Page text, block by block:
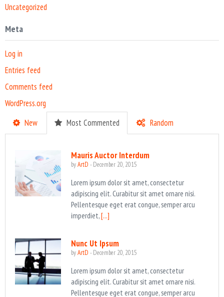
Uncategorized
Meta
Log in
Entries feed
Comments feed
WordPress.org
New
Most Commented Random
Mauris Auctor Interdum
byArtD - December 20, 2015
Lorem ipsum dolor sit amet, consectetur
adipiscing elit. Curabitur sit amet ornare nisi.
Pellentesque eget erat congue, semper arcu
imperdiet,[...]
Nunc Ut Ipsum
byArtD - December 20, 2015
Lorem ipsum dolor sit amet, consectetur
adipiscing elit. Curabitur sit amet ornare nisi.
Pellentesque eget erat congue, semper arcu